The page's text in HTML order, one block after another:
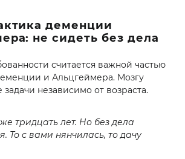
деменции
не сидеть без дела
считается важной частью
и Альцгеймера. Мозгу
независимо от возраста.
тридцать лет. Но без дела
То с вами нянчилась, то дачу